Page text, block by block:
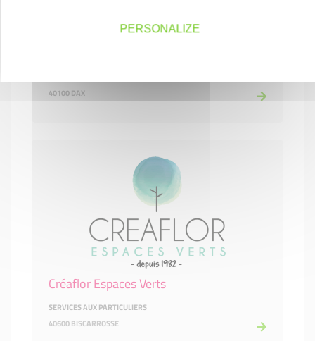
40100 DAX
Créaflor Espaces Verts
SERVICES AUX PARTICULIERS
40600 BISCARROSSE
PERSONALIZE